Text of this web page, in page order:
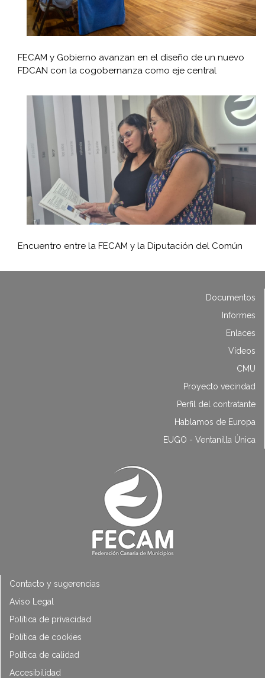
FECAM y Gobierno avanzan en el diseño de un nuevo
FDCAN con la cogobernanza como eje central
Encuentro entre la FECAM y la Diputación del Común
Documentos
Informes
Enlaces
Vídeos
CMU
Proyecto vecindad
Perfil del contratante
Hablamos de Europa
EUGO - Ventanilla Única
Contacto y sugerencias
Aviso Legal
Política de privacidad
Política de cookies
Política de calidad
Accesibilidad